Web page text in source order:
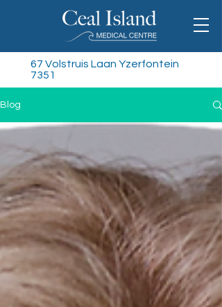
67 Volstruis Laan Yzerfontein
7351
Blog